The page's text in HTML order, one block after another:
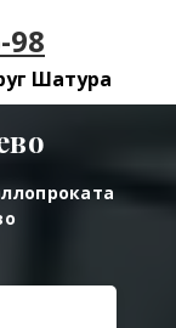
98
Шатура